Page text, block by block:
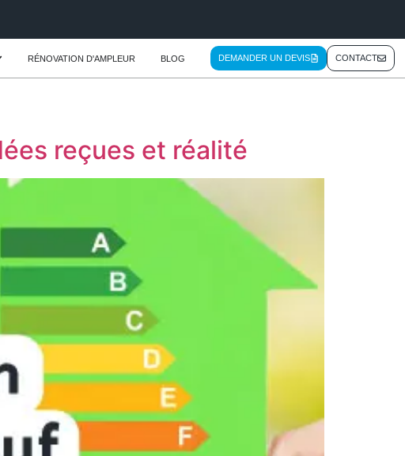
RÉNOVATION D'AMPLEUR BLOG DEMANDER UN DEVIS CONTACT
reçues et réalité